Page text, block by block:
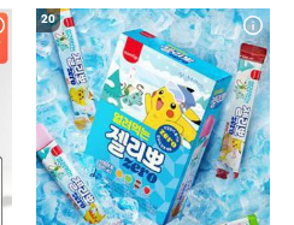
20